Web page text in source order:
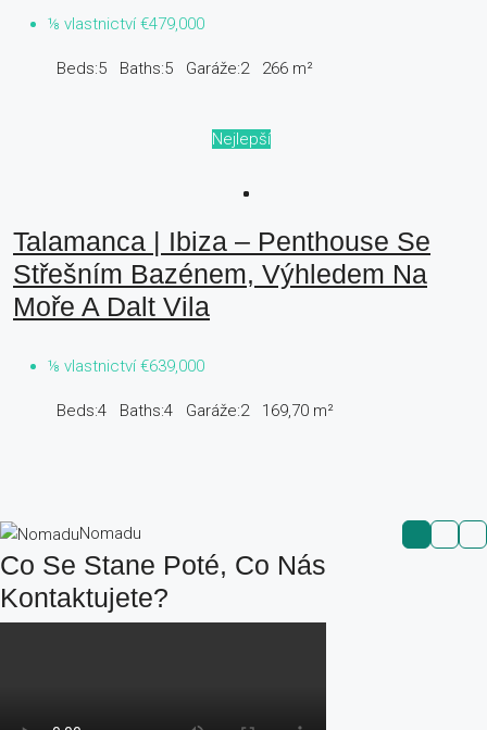
⅛ vlastnictví€479,000
Beds:5 Baths:5 Garáže:2 266 m²
Nejlepší
Talamanca | Ibiza – Penthouse Se
Střešním Bazénem, Výhledem Na
Moře A Dalt Vila
⅛ vlastnictví€639,000
Beds:4 Baths:4 Garáže:2 169,70 m²
Nomadu
Co Se Stane Poté, Co Nás
Kontaktujete?